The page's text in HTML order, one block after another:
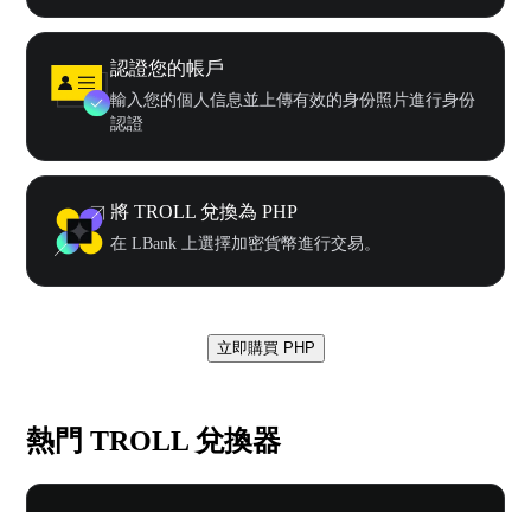
認證您的帳戶
輸入您的個人信息並上傳有效的身份照片進行身份
認證
將 TROLL 兌換為 PHP
在 LBank 上選擇加密貨幣進行交易。
立即購買 PHP
熱門 TROLL 兌換器